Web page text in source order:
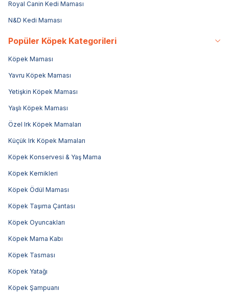
Royal Canin Kedi Maması
N&D Kedi Maması
Popüler Köpek Kategorileri
Köpek Maması
Yavru Köpek Maması
Yetişkin Köpek Maması
Yaşlı Köpek Maması
Özel Irk Köpek Mamaları
Küçük Irk Köpek Mamaları
Köpek Konservesi & Yaş Mama
Köpek Kemikleri
Köpek Ödül Maması
Köpek Taşıma Çantası
Köpek Oyuncakları
Köpek Mama Kabı
Köpek Tasması
Köpek Yatağı
Köpek Şampuanı